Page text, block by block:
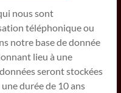
nous sont
téléphonique ou
notre base de donnée
lieu à une
seront stockées
durée de 10 ans